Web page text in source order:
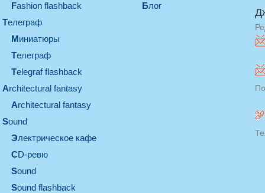
Fashion flashback
телеграф
миниатюры
телеграф
Telegraf flashback
architectural fantasy
architectural fantasy
sound
электрическое кафе
CD-ревю
sound
Sound flashback
Блог